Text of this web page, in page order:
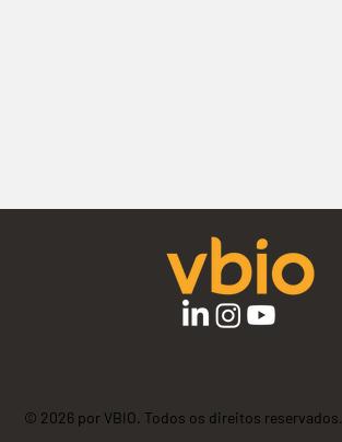
© 2026 por VBIO. Todos os direitos reservados.